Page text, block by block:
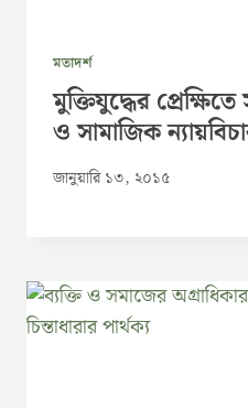
মতাদর্শ
মুক্তিযুদ্ধের
ও সামাজিক
জানুয়ারি ১৩, ২০১৫